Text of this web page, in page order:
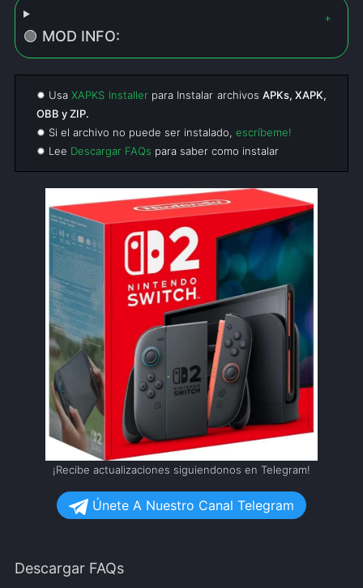
🟢 MOD INFO:
✹ UsaXAPKS Installerpara Instalar archivos APKs, XAPK,
OBB y ZIP.
✹ Si el archivo no puede ser instalado, escríbeme!
✹ Lee Descargar FAQs para saber como instalar
¡Recibe actualizaciones siguiendonos en Telegram!
Únete A Nuestro Canal Telegram
Descargar FAQs